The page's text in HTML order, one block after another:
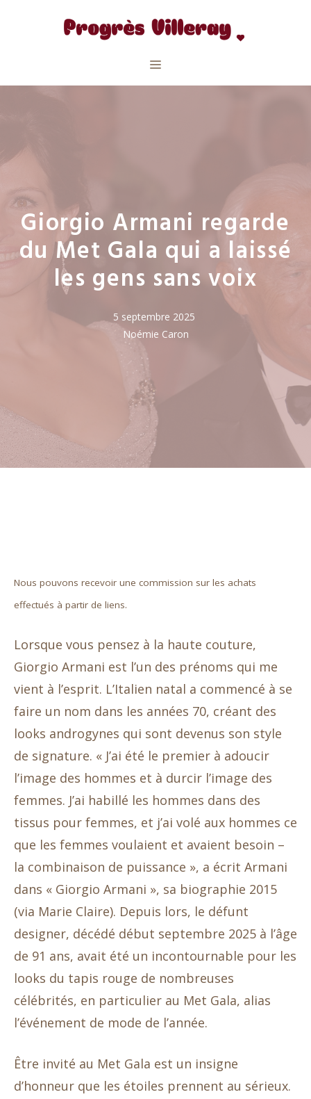
Menu
Giorgio Armani regarde
du Met Gala qui a laissé
les gens sans voix
5 septembre 2025
Noémie Caron
Nous pouvons recevoir une commission sur les achats
effectués à partir de liens.
Lorsque vous pensez à la haute couture,
Giorgio Armani est l’un des prénoms qui me
vient à l’esprit. L’Italien natal a commencé à se
faire un nom dans les années 70, créant des
looks androgynes qui sont devenus son style
de signature. « J’ai été le premier à adoucir
l’image des hommes et à durcir l’image des
femmes. J’ai habillé les hommes dans des
tissus pour femmes, et j’ai volé aux hommes ce
que les femmes voulaient et avaient besoin –
la combinaison de puissance », a écrit Armani
dans « Giorgio Armani », sa biographie 2015
(via Marie Claire). Depuis lors, le défunt
designer, décédé début septembre 2025 à l’âge
de 91 ans, avait été un incontournable pour les
looks du tapis rouge de nombreuses
célébrités, en particulier au Met Gala, alias
l’événement de mode de l’année.
Être invité au Met Gala est un insigne
d’honneur que les étoiles prennent au sérieux.